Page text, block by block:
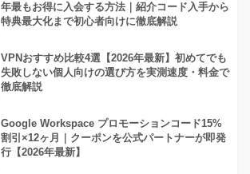
年最もお得に入会する方法｜紹介コード入手から
特典最大化まで初心者向けに徹底解説
VPNおすすめ比較4選【2026年最新】初めてでも
失敗しない個人向けの選び方を実測速度・料金で
徹底解説
Google Workspace プロモーションコード15%
割引×12ヶ月｜クーポンを公式パートナーが即発
行【2026年最新】